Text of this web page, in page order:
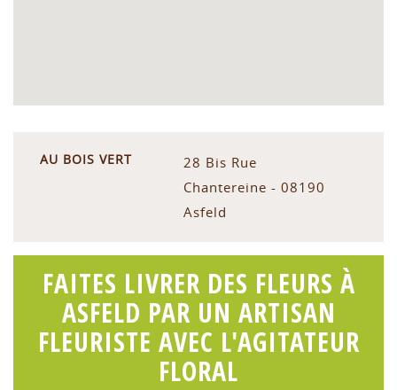
AU BOIS VERT
28 Bis Rue
Chantereine - 08190
Asfeld
FAITES LIVRER DES FLEURS À
ASFELD PAR UN ARTISAN
FLEURISTE AVEC L'AGITATEUR
FLORAL